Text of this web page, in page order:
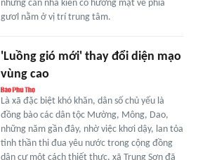
những căn nhà kiên cố hướng mặt về phía
gươl nằm ở vị trí trung tâm.
'Luồng gió mới' thay đổi diện mạo
vùng cao
Là xã đặc biệt khó khăn, dân số chủ yếu là
đồng bào các dân tộc Mường, Mông, Dao,
những năm gần đây, nhờ việc khơi dậy, lan tỏa
tinh thần thi đua yêu nước trong cộng đồng
dân cư một cách thiết thực, xã Trung Sơn đã